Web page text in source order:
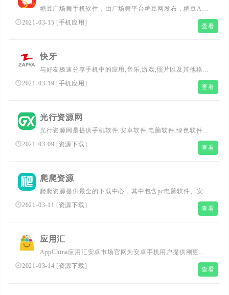
糖豆广场舞手机软件，由广场舞平台糖豆网发布，糖豆APP
提供一键高速下载离线观看、慢速播放等多项核心功能，用
2021-03-15 [手机应用 ] 查看
快牙
与好友极速分享手机中的应用,音乐,游戏,照片以及其他格式
的文件。...
2021-03-19 [手机应用 ] 查看
光行资源网
光行资源网是提供手机软件,安卓软件,电脑软件,绿色软件,
手机游戏,手机app,教程下载,每天提供实时更新软件、教程
资源以及文章资讯。打造最安全的放心的软件下载站点。...
2021-03-09 [资源下载] 查看
爬爬资源
爬爬资源提供最全的下载中心，其中包含pc电脑软件、安卓
app应用下载、单机游戏,、手机游戏等免费电脑/手机软件等
2021-03-11 [资源下载] 查看
应用汇
AppChina应用汇安卓市场官网为安卓手机用户提供刚更新
最全的安卓软件,安卓游戏下载资源,让安卓手机应用,安卓手
2021-03-14 [资源下载] 查看